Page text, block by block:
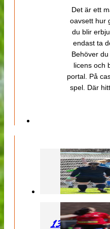
Det är ett
oavsett hur
du blir
endast ta
Behöver
licens och
portal. På
spel. Där
130427 LB